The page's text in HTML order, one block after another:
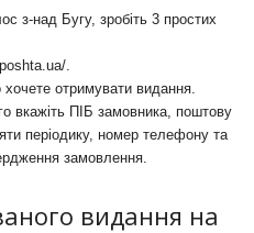
з-над Бугу, зробіть 3 простих
отримувати видання.
вкажіть ПІБ замовника, поштову
періодику, номер телефону та
замовлення.
видання на